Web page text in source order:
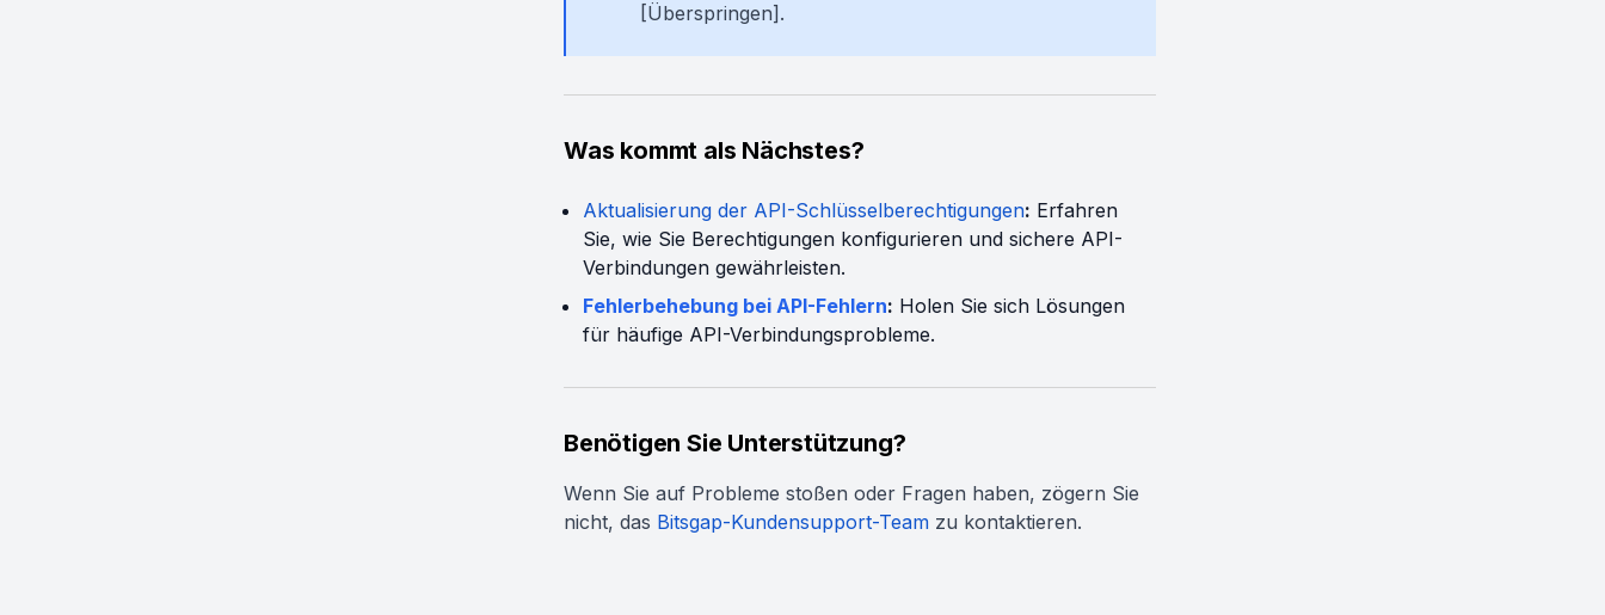
[Überspringen].
Was kommt als Nächstes?
Aktualisierung der API-Schlüsselberechtigungen: Erfahren
Sie, wie Sie Berechtigungen konfigurieren und sichere API-
Verbindungen gewährleisten.
Fehlerbehebung bei API-Fehlern: Holen Sie sich Lösungen
für häufige API-Verbindungsprobleme.
Benötigen Sie Unterstützung?
Wenn Sie auf Probleme stoßen oder Fragen haben, zögern Sie
nicht, das Bitsgap-Kundensupport-Team zu kontaktieren.